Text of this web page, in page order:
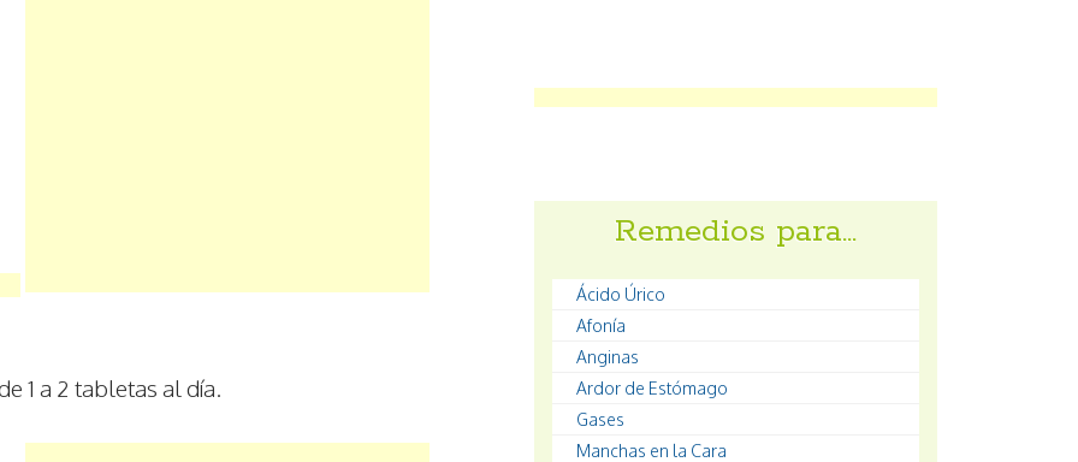
1 a 2 tabletas al día.
Remedios para…
Ácido Úrico
Afonía
Anginas
Ardor de Estómago
Gases
Manchas en la Cara